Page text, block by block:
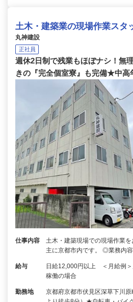
土木・建築業の現場作業スタ
丸神建設
正社員
週休2日制で残業もほぼナシ！無
きの『完全個室寮』も完備★中
仕事内容
土木・建築現場での現場作業
主に京都市内です。 ◎業務内
給与
日給12,000円以上 ＜月給例
稼働の場合
勤務地
京都府京都市伏見区深草下川